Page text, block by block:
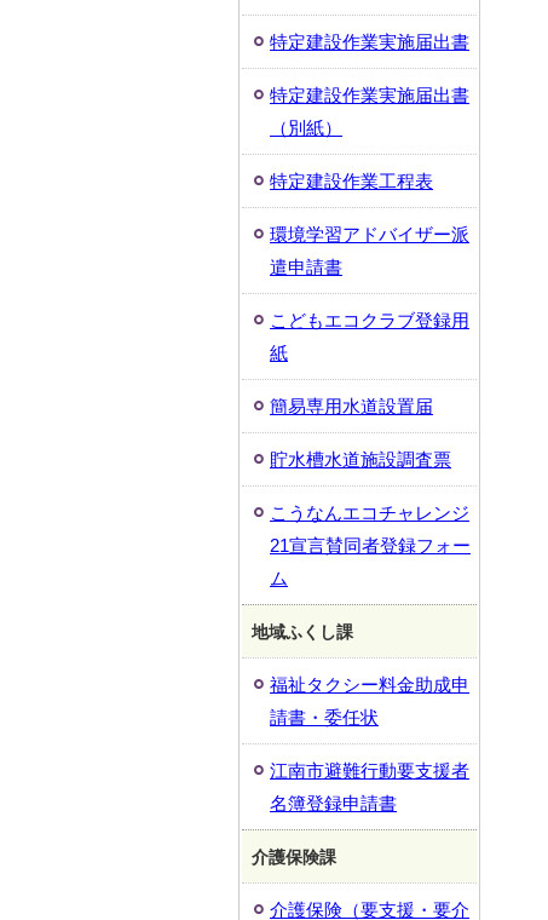
特定建設作業実施届出書
特定建設作業実施届出書
（別紙）
特定建設作業工程表
環境学習アドバイザー派
遣申請書
こどもエコクラブ登録用
紙
簡易専用水道設置届
貯水槽水道施設調査票
こうなんエコチャレンジ
21宣言賛同者登録フォー
ム
地域ふくし課
福祉タクシー料金助成申
請書・委任状
江南市避難行動要支援者
名簿登録申請書
介護保険課
介護保険（要支援・要介